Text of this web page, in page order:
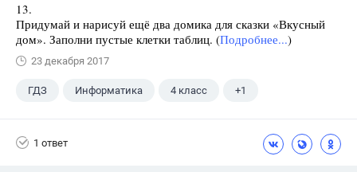
13.
Придумай и нарисуй ещё два домика для сказки «Вкусный
дом». Заполни пустые клетки таблиц. (Подробнее...)
23 декабря 2017
ГДЗ Информатика 4 класс +1
1 ответ